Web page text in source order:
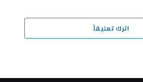
اترك تعليقاً